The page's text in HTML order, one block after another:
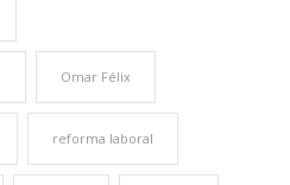
Omar Félix
reforma laboral